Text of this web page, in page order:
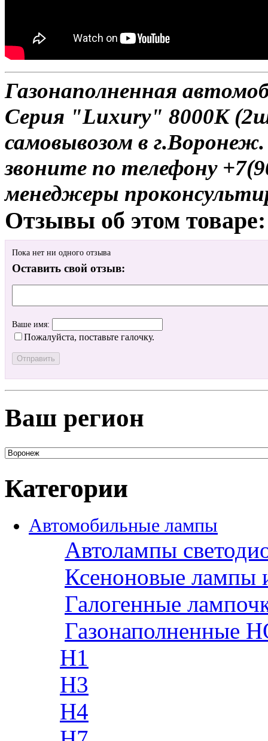
Газонаполненная
Серия "Luxury" 8000К
самовывозом в
звоните по телефону
менеджеры
Отзывы об этом товаре:
Пока нет ни одного отзыва
Оставить свой отзыв:
Ваше имя:
Пожалуйста, поставьте галочку.
Ваш регион
Категории
Автомобильные лампы
Автолампы
Ксеноновые лампы
Галогенные
Газонаполненные
H1
H3
H4